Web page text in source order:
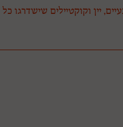
יין וקוקטיילים שישדרגו כל